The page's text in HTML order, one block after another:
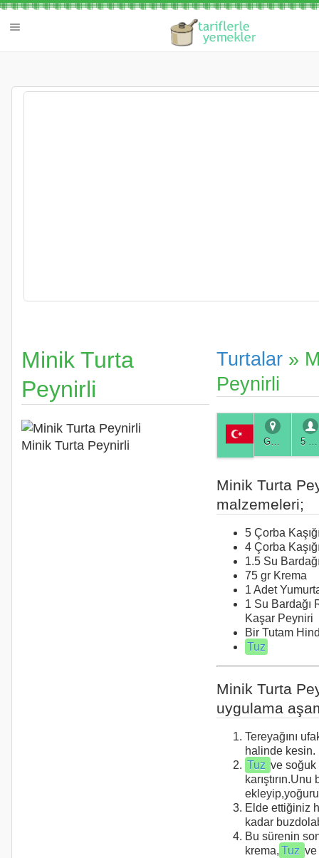
Minik Turta
Peynirli
Minik Turta Peynirli
Turtalar»
Peynirli
Genel
Minik Turta
malzemeleri;
5 Çorba
4 Çorba
1.5 Su
75 gr Krema
1 Adet
1 Su Bardağı
Kaşar Peyniri
Bir Tutam
Tuz
Minik Turta
uygulama
Tereyağını
halinde kesin.
Tuz ve soğuk
karıştırın.Unu
Elde ettiğiniz
kadar
Bu sürenin
krema, Tuz ve